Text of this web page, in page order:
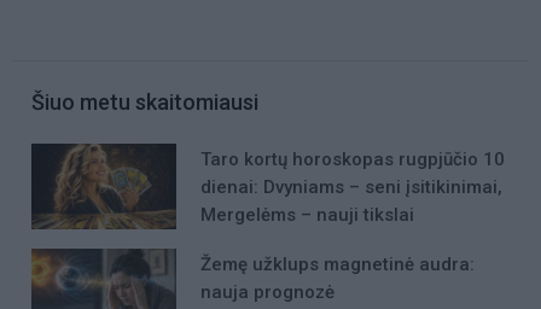
Šiuo metu skaitomiausi
Taro kortų horoskopas rugpjūčio 10
dienai: Dvyniams – seni įsitikinimai,
Mergelėms – nauji tikslai
Žemę užklups magnetinė audra:
nauja prognozė